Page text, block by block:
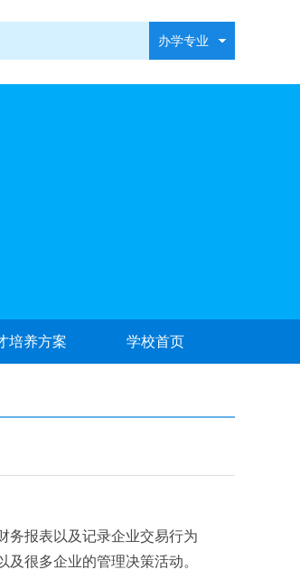
办学专业
培养方案 学校首页
务报表以及记录企业交易行为
很多企业的管理决策活动。